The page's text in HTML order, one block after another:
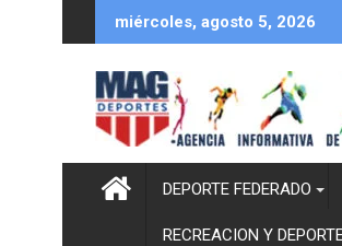
al
miércoles, agosto 5, 2026
DEPORTE FEDERADO
RECREACION Y